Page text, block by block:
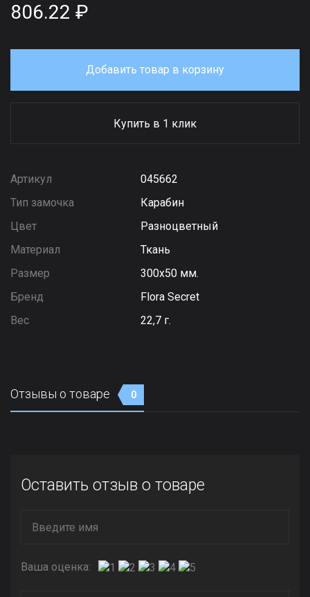
806.22 ₽
Добавить товар в корзину
Купить в 1 клик
Артикул
045662
Тип замочка
Карабин
Цвет
Разноцветный
Материал
Ткань
Размер
300х50 мм.
Бренд
Flora Secret
Вес
22,7 г.
Отзывы о товаре 0
Оставить отзыв о товаре
Ваша оценка: